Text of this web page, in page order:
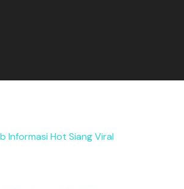
Informasi Hot Siang Viral